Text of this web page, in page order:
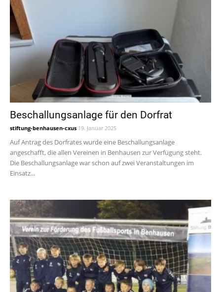
Beschallungsanlage für den Dorfrat
stiftung-benhausen-cxus 19. Januar 2025
Auf Antrag des Dorfrates wurde eine Beschallungsanlage
angeschafft, die allen Vereinen in Benhausen zur Verfügung steht.
Die Beschallungsanlage war schon auf zwei Veranstaltungen im
Einsatz...